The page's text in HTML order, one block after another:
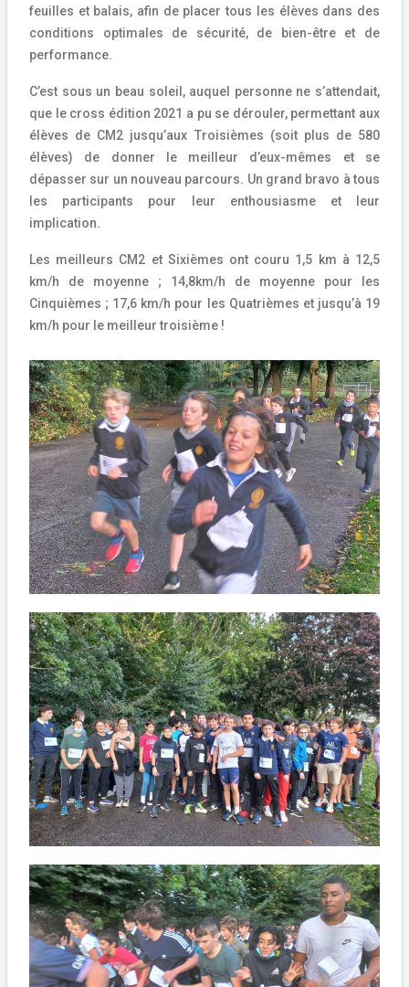
feuilles et balais, afin de placer tous les élèves dans des
conditions optimales de sécurité, de bien-être et de
performance.
C’est sous un beau soleil, auquel personne ne s’attendait,
que le cross édition 2021 a pu se dérouler, permettant aux
élèves de CM2 jusqu’aux Troisièmes (soit plus de 580
élèves) de donner le meilleur d’eux-mêmes et se
dépasser sur un nouveau parcours. Un grand bravo à tous
les participants pour leur enthousiasme et leur
implication.
Les meilleurs CM2 et Sixièmes ont couru 1,5 km à 12,5
km/h de moyenne ; 14,8km/h de moyenne pour les
Cinquièmes ; 17,6 km/h pour les Quatrièmes et jusqu’à 19
km/h pour le meilleur troisième !